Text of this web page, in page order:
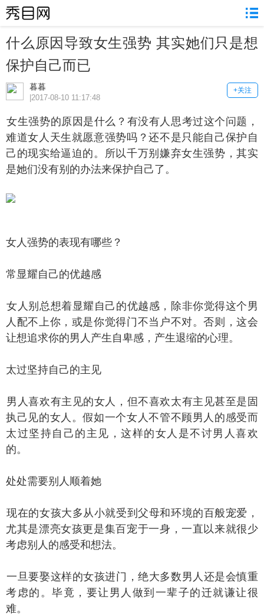
什么原因导致女生强势 其实她们只是想
保护自己而已
暮暮 +关注
|2017-08-10 11:17:48
强势的原因是什么？有没有人思考过这个问题，
难道女人天生就愿意强势吗？还不是只能自己保护自
己的现实给逼迫的。所以千万别嫌弃女生强势，其实
是她们没有别的办法来保护自己了。
强势的表现有哪些？
耀自己的优越感
别总想着显耀自己的优越感，除非你觉得这个男
人配不上你，或是你觉得门不当户不对。否则，这会
让想追求你的男人产生自卑感，产生退缩的心理。
坚持自己的主见
喜欢有主见的女人，但不喜欢太有主见甚至是固
执己见的女人。假如一个女人不管不顾男人的感受而
太过坚持自己的主见，这样的女人是不讨男人喜欢
的。
需要别人顺着她
的女孩大多从小就受到父母和环境的百般宠爱，
尤其是漂亮女孩更是集百宠于一身，一直以来就很少
考虑别人的感受和想法。
要娶这样的女孩进门，绝大多数男人还是会慎重
考虑的。毕竟，要让男人做到一辈子的迁就谦让很
难。